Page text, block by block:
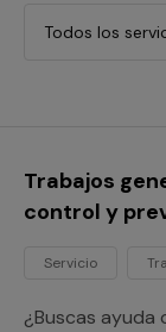
Todos los
Trabajos
control y
Servicio
¿Buscas ayuda